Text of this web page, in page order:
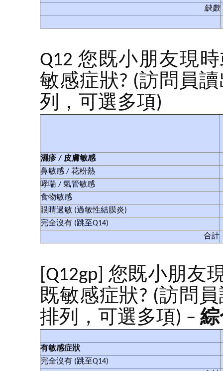
缺數
Q12 您既小朋友現
敏感症狀? (訪問員
列，可選多項)
濕疹/ 皮膚敏感
鼻敏感 / 花粉熱
哮喘 / 氣管敏感
食物敏感
眼睛過敏 (過敏性結膜炎)
完全沒有 (跳至Q14)
合計
[Q12gp] 您既小朋友
既敏感症狀? (訪問
排列，可選多項) –
有敏感症狀
完全沒有 (跳至Q14)